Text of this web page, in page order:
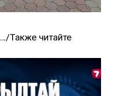
Также читайте